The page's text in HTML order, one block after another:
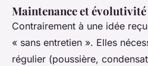
Maintenance et
Contrairement à une idée
« sans entretien ». Elles
régulier (poussière,